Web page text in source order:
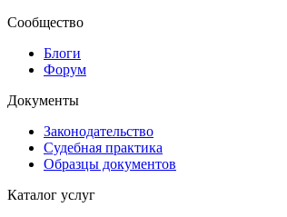
Сообщество
Блоги
Форум
Документы
Законодательство
Судебная практика
Образцы документов
Каталог услуг